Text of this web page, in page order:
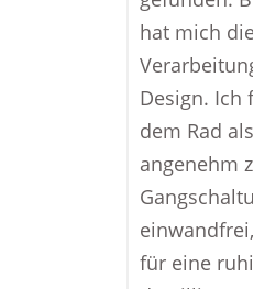
hat mich
Design.
dem Rad
angenehm
für eine